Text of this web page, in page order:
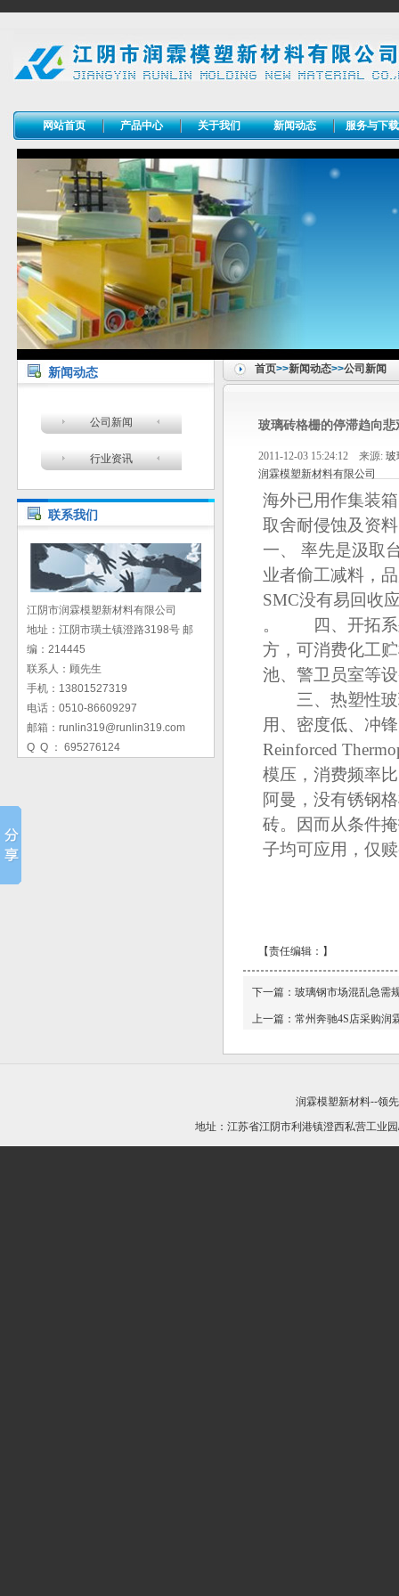
网站首页 产品中心 关于我们 新闻动态 服务与下载
新闻动态
公司新闻
行业资讯
联系我们
江阴市润霖模塑新材料有限公司
地址：江阴市璜土镇澄路3198号 邮
编：214445
联系人：顾先生
手机：13801527319
电话：0510-86609297
邮箱：runlin319@runlin319.com
Q Q ： 695276124
首页>>新闻动态>>公司新闻
玻璃砖格栅的停滞趋向悲
2011-12-03 15:24:12 来源:玻
润霖模塑新材料有限公司
海外已用作集装
取舍耐侵蚀及资
一、 率先是汲取
业者偷工减料，
SMC没有易回收
。 四、开拓系
方，可消费化工
池、警卫员室等
三、热塑性玻
用、密度低、冲
Reinforced
模压，消费频率
阿曼，没有锈钢
砖。因而从条件
子均可应用，仅
【责任编辑： 】
下一篇： 玻璃钢市场混乱急需
上一篇： 常州奔驰4S店采购润
润霖模塑新材料--领
地址：江苏省江阴市利港镇澄西私营工业